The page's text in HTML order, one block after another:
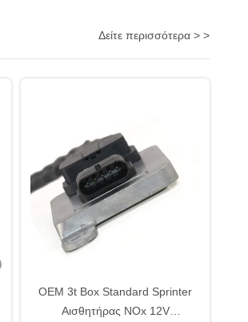
Δείτε περισσότερα > >
OEM 3t Box Standard Sprinter
Αισθητήρας NOx 12V